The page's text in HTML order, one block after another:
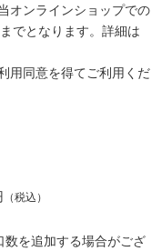
オンラインショップでの
でとなります。詳細は
用同意を得てご利用くだ
（税込）
を追加する場合がござ